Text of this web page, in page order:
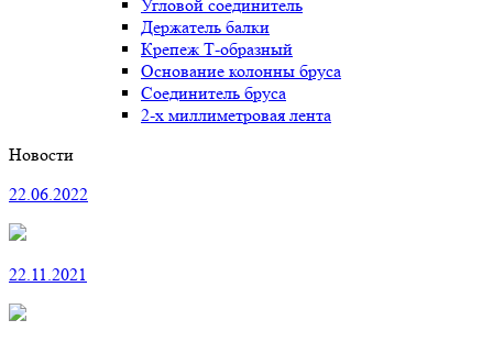
Угловой соединитель
Держатель балки
Крепеж Т-образный
Основание колонны бруса
Соединитель бруса
2-х миллиметровая лента
Новости
22.06.2022
22.11.2021